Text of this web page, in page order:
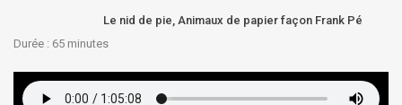
Le nid de pie, Animaux de papier façon Frank Pé
Durée : 65 minutes